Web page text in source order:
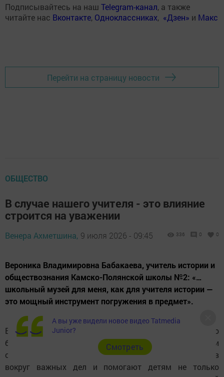
Подписывайтесь на наш Telegram-канал, а также
читайте нас Вконтакте, Одноклассниках, «Дзен» и Макс
Перейти на страницу новости
ОБЩЕСТВО
В случае нашего учителя - это влияние
строится на уважении
Венера Ахметшина, 9 июля 2026 - 09:45 336 0 0
Вероника Владимировна Бабакаева, учитель истории и
обществознания Камско-Полянской школы №2: «…
школьный музей для меня, как для учителя истории —
это мощный инструмент погружения в предмет».
В каждой школе есть люди, которые делают гораздо
больше, чем просто ведут уроки по расписанию. Они
создают атмосферу, задают тон, объединяют учеников
вокруг важных дел и помогают детям не только
А вы уже видели новое видео Tatmedia
Junior?
Cмотреть